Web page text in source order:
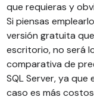
que requieras y
Si piensas
versión gratuita
escritorio, no será
comparativa de
SQL Server, ya que
caso es más